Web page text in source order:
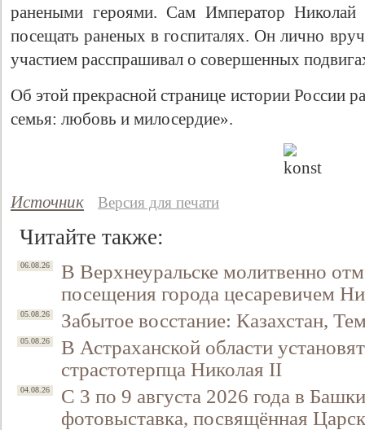
ранеными героями. Сам Император
посещать раненых в госпиталях. Он лично
участием расспрашивал о совершенных
Об этой прекрасной странице истории России
семья: любовь и милосердие».
Источник Версия для печати
Читайте также:
06.08.26
В Верхнеуральске молитвенно
посещения города цесаревичем
05.08.26 Забытое восстание: Казахстан,
05.08.26
В Астраханской области
страстотерпца Николая II
04.08.26
С 3 по 9 августа 2026 года в
фотовыставка, посвящённая